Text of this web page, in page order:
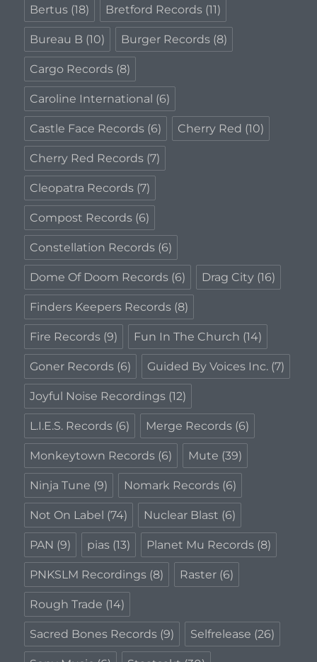
Bertus (18) Bretford Records (11)
Bureau B (10) Burger Records (8)
Cargo Records (8)
Caroline International (6)
Castle Face Records (6) Cherry Red (10)
Cherry Red Records (7)
Cleopatra Records (7)
Compost Records (6)
Constellation Records (6)
Dome Of Doom Records (6) Drag City (16)
Finders Keepers Records (8)
Fire Records (9) Fun In The Church (14)
Goner Records (6) Guided By Voices Inc. (7)
Joyful Noise Recordings (12)
L.I.E.S. Records (6) Merge Records (6)
Monkeytown Records (6) Mute (39)
Ninja Tune (9) Nomark Records (6)
Not On Label (74) Nuclear Blast (6)
PAN (9) pias (13) Planet Mu Records (8)
PNKSLM Recordings (8) Raster (6)
Rough Trade (14)
Sacred Bones Records (9) Selfrelease (26)